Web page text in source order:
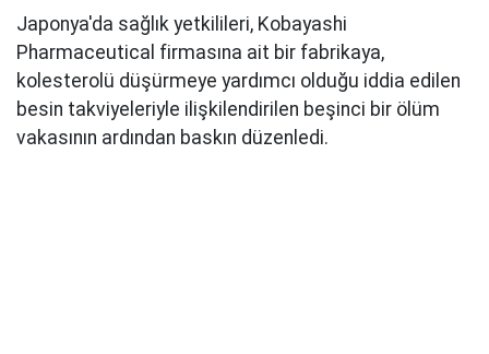
Japonya'da sağlık yetkilileri, Kobayashi
Pharmaceutical firmasına ait bir fabrikaya,
kolesterolü düşürmeye yardımcı olduğu iddia edilen
besin takviyeleriyle ilişkilendirilen beşinci bir ölüm
vakasının ardından baskın düzenledi.